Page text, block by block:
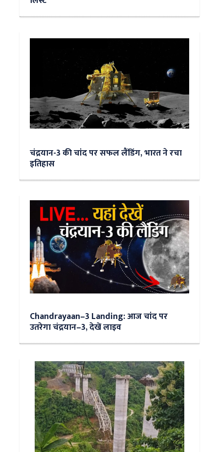
चंद्रयान-3 की चांद पर सफल लैंडिंग, भारत ने रचा
इतिहास
Chandrayaan–3 Landing: आज चांद पर
उतरेगा चंद्रयान–3, देखें लाइव